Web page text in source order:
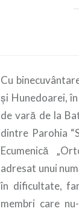
Cu
şi Hunedoarei,
de vară de la
dintre Parohia
Ecumenică
adresat unui
în dificultate,
membri care